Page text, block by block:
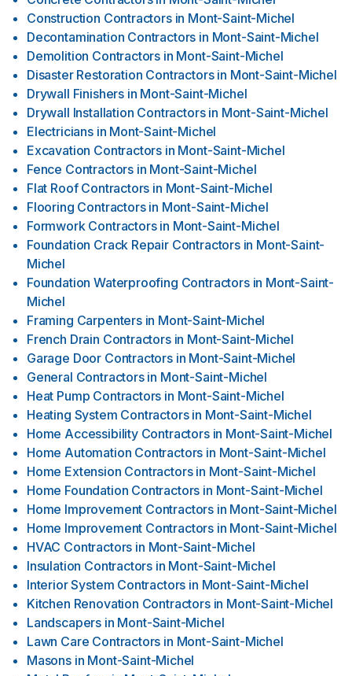
Construction Contractors in Mont-Saint-Michel
Decontamination Contractors in Mont-Saint-Michel
Demolition Contractors in Mont-Saint-Michel
Disaster Restoration Contractors in Mont-Saint-Michel
Drywall Finishers in Mont-Saint-Michel
Drywall Installation Contractors in Mont-Saint-Michel
Electricians in Mont-Saint-Michel
Excavation Contractors in Mont-Saint-Michel
Fence Contractors in Mont-Saint-Michel
Flat Roof Contractors in Mont-Saint-Michel
Flooring Contractors in Mont-Saint-Michel
Formwork Contractors in Mont-Saint-Michel
Foundation Crack Repair Contractors in Mont-Saint-
Michel
Foundation Waterproofing Contractors in Mont-Saint-
Michel
Framing Carpenters in Mont-Saint-Michel
French Drain Contractors in Mont-Saint-Michel
Garage Door Contractors in Mont-Saint-Michel
General Contractors in Mont-Saint-Michel
Heat Pump Contractors in Mont-Saint-Michel
Heating System Contractors in Mont-Saint-Michel
Home Accessibility Contractors in Mont-Saint-Michel
Home Automation Contractors in Mont-Saint-Michel
Home Extension Contractors in Mont-Saint-Michel
Home Foundation Contractors in Mont-Saint-Michel
Home Improvement Contractors in Mont-Saint-Michel
Home Improvement Contractors in Mont-Saint-Michel
HVAC Contractors in Mont-Saint-Michel
Insulation Contractors in Mont-Saint-Michel
Interior System Contractors in Mont-Saint-Michel
Kitchen Renovation Contractors in Mont-Saint-Michel
Landscapers in Mont-Saint-Michel
Lawn Care Contractors in Mont-Saint-Michel
Masons in Mont-Saint-Michel